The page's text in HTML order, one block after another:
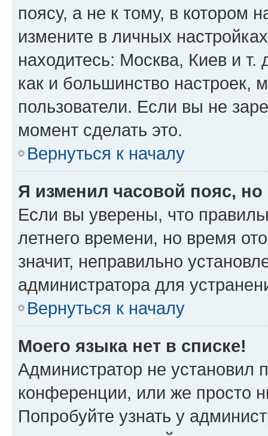
поясу, а не к тому, в котором
измените в личных
находитесь: Москва, Киев и т.
как и большинство настроек,
пользователи. Если вы не
момент сделать это.
Вернуться к началу
Я изменил часовой пояс,
Если вы уверены, что
летнего времени, но время
значит, неправильно
администратора для
Вернуться к началу
Моего языка нет в списке!
Администратор не установил
конференции, или же просто
Попробуйте узнать у